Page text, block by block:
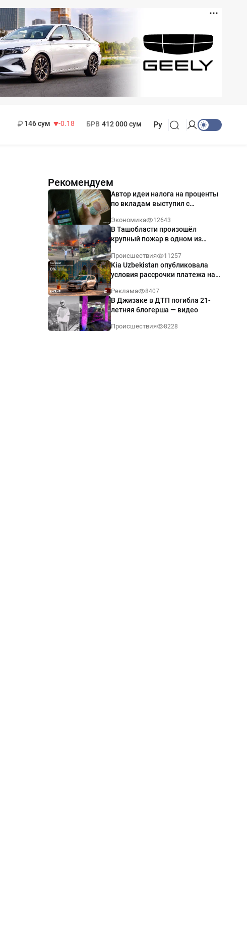
146 сум
-0.18
БРВ 412 000 сум Ру
Рекомендуем
Автор идеи налога на проценты
по вкладам выступил с
Экономика 12643
В Ташобласти произошёл
крупный пожар в одном из
Происшествия 11257
Kia Uzbekistan опубликовала
условия рассрочки платежа на
годовых
Реклама 8407
В Джизаке в ДТП погибла 21-
летняя блогерша — видео
Происшествия 8228